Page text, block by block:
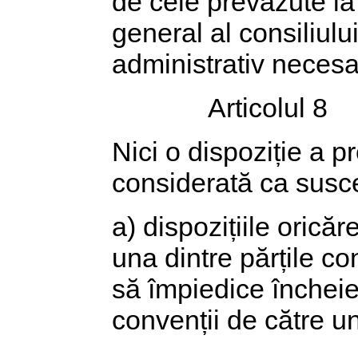
general al
administrativ
Articolul 8
Nici o dispoziție a
considerată ca
a) dispozițiile
una dintre părțile
să împiedice
convenții de către